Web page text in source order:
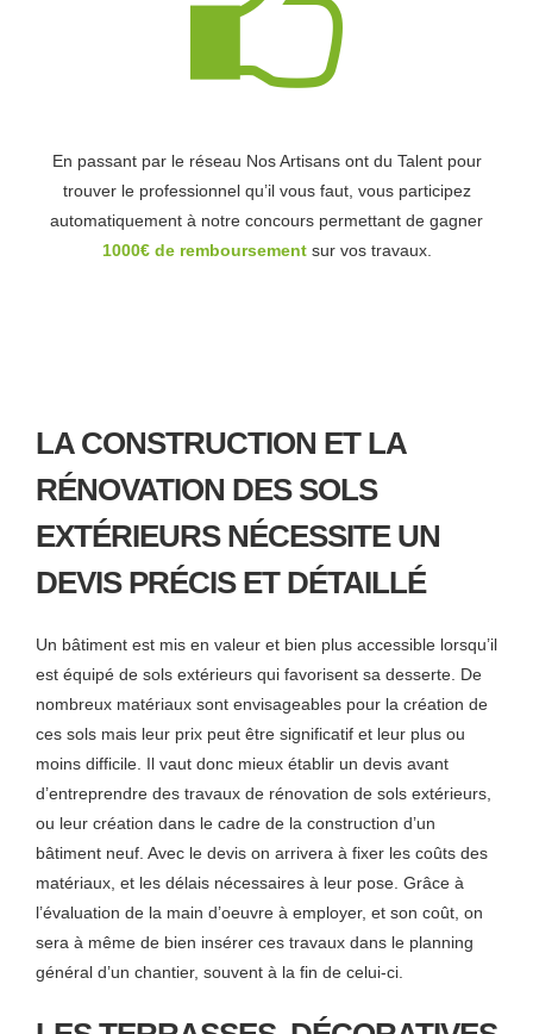
En passant par le réseau Nos Artisans ont du Talent pour
trouver le professionnel qu’il vous faut, vous participez
automatiquement à notre concours permettant de gagner
1000€ de remboursementsur vos travaux.
LA CONSTRUCTION ET LA
RÉNOVATION DES SOLS
EXTÉRIEURS NÉCESSITE UN
DEVIS PRÉCIS ET DÉTAILLÉ
Un bâtiment est mis en valeur et bien plus accessible lorsqu’il
est équipé de sols extérieurs qui favorisent sa desserte. De
nombreux matériaux sont envisageables pour la création de
ces sols mais leur prix peut être significatif et leur plus ou
moins difficile. Il vaut donc mieux établir un devis avant
d’entreprendre des travaux de rénovation de sols extérieurs,
ou leur création dans le cadre de la construction d’un
bâtiment neuf. Avec le devis on arrivera à fixer les coûts des
matériaux, et les délais nécessaires à leur pose. Grâce à
l’évaluation de la main d’oeuvre à employer, et son coût, on
sera à même de bien insérer ces travaux dans le planning
général d’un chantier, souvent à la fin de celui-ci.